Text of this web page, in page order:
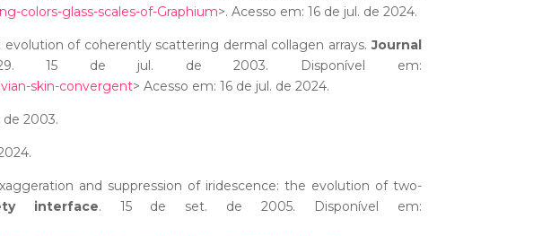
colors-glass-scales-of-Graphium>. Acesso em: 16 de jul. de 2024.
evolution of coherently scattering dermal collagen arrays.Journal
15 de jul. de 2003. Disponível em:
skin-convergent> Acesso em: 16 de jul. de 2024.
de 2003.
and suppression of iridescence: the evolution of two-
interface.
15 de set. de 2005. Disponível em: